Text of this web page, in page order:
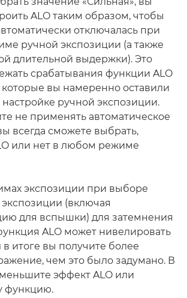
ALO таким образом, чтобы
отключалась при
ручной экспозиции (а также
длительной выдержки). Это
срабатывания функции ALO
которые вы намеренно оставили
ручной экспозиции.
не применять автоматическое
всегда сможете выбрать,
или нет в любом режиме
экспозиции при выборе
(включая
для вспышки) для затемнения
ALO может нивелировать
в итоге вы получите более
чем это было задумано. В
эффект ALO или
функцию.